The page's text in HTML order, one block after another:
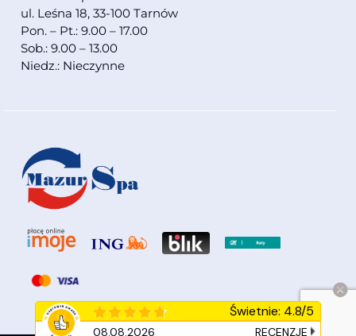
ul. Leśna 18, 33-100 Tarnów
Pon. – Pt.: 9.00 – 17.00
Sob.: 9.00 – 13.00
Niedz.: Nieczynne
Świetnie: 4.8/5
08.08.2026 RECENZJE